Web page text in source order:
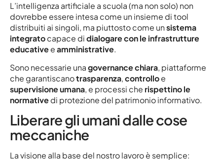
L’intelligenza artificiale a scuola (ma non solo) non
dovrebbe essere intesa come un insieme di tool
distribuiti ai singoli, ma piuttosto come unsistema
integratocapace didialogare con le infrastrutture
educativeeamministrative.
Sono necessarie unagovernance chiara, piattaforme
che garantiscanotrasparenza,controlloe
supervisione umana, e processi che rispettino le
normativedi protezione del patrimonio informativo.
Liberare gli umani dalle cose
meccaniche
La visione alla base del nostro lavoro è semplice: